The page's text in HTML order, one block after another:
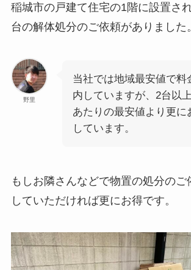
稲城市の戸建て住宅の1階に設置さ
台の解体処分のご依頼がありました。
野里
当社では地域最安値で料
内していますが、2台以
あたりの最安値より更に
しています。
もしお隣さんなどで物置の処分のご
していただければ更にお得です。